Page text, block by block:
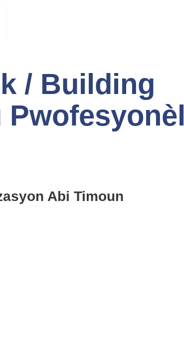
/ Building
Pwofesyonèl
Abi Timoun